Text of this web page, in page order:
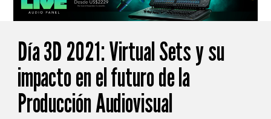
Día 3D 2021: Virtual Sets y su
impacto en el futuro de la
Producción Audiovisual